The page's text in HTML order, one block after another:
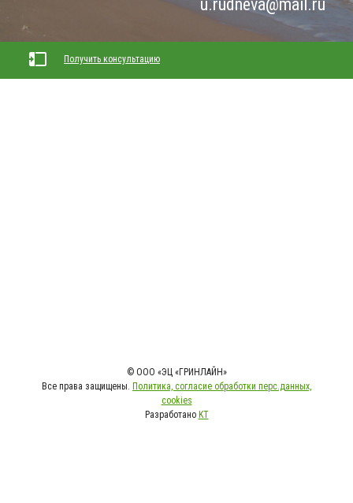
u.rudneva@mail.ru
Получить консультацию
© ООО «ЭЦ «ГРИНЛАЙН»
Все права защищены. Политика, согласие обработки перс.данных,
cookies
Разработано KT